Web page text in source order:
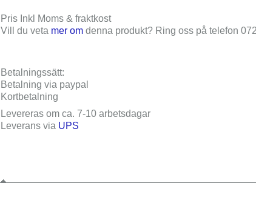
Pris Inkl Moms & fraktkost
Vill du veta mer om denna produkt? Ring oss på telefon
Betalningssätt:
Betalning via paypal
Kortbetalning
Levereras om ca. 7-10 arbetsdagar
Leverans via UPS